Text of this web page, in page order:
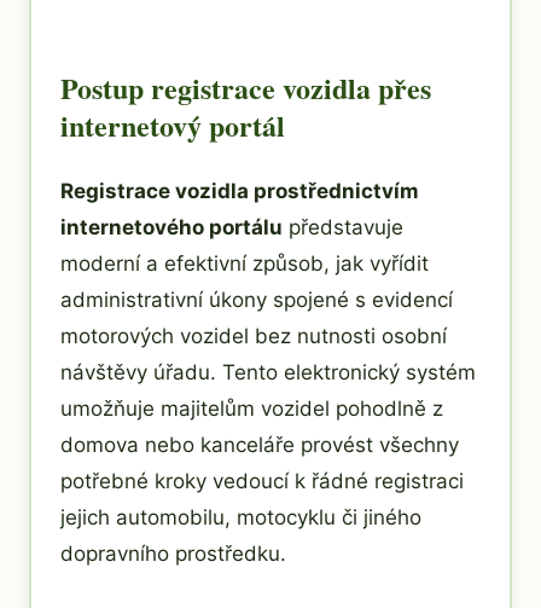
Postup registrace vozidla přes
internetový portál
Registrace vozidla prostřednictvím
internetového portálu představuje
moderní a efektivní způsob, jak vyřídit
administrativní úkony spojené s evidencí
motorových vozidel bez nutnosti osobní
návštěvy úřadu. Tento elektronický systém
umožňuje majitelům vozidel pohodlně z
domova nebo kanceláře provést všechny
potřebné kroky vedoucí k řádné registraci
jejich automobilu, motocyklu či jiného
dopravního prostředku.